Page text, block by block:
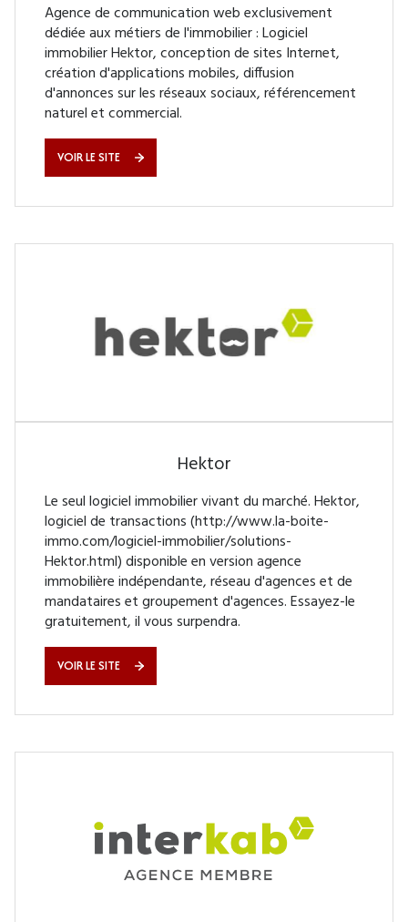
Agence de communication web exclusivement
dédiée aux métiers de l'immobilier : Logiciel
immobilier Hektor, conception de sites Internet,
création d'applications mobiles, diffusion
d'annonces sur les réseaux sociaux, référencement
naturel et commercial.
VOIR LE SITE
Hektor
Le seul logiciel immobilier vivant du marché. Hektor,
logiciel de transactions (http://www.la-boite-
immo.com/logiciel-immobilier/solutions-
Hektor.html) disponible en version agence
immobilière indépendante, réseau d'agences et de
mandataires et groupement d'agences. Essayez-le
gratuitement, il vous surpendra.
VOIR LE SITE